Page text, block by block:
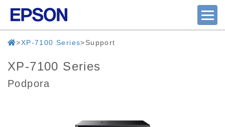
XP-7100 Series Support
XP-7100 Series
Podpora